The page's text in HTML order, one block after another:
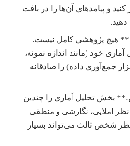
کنید و پیامدهای آن‌ها را در بافت
هیچ پژوهشی کامل نیست.
خود (مانند اندازه نمونه،
جمع‌آوری داده) را صادقانه
بخش تحلیل آماری را چندین
نظر املایی، نگارشی و منطقی
شخص ثالث می‌تواند بسیار